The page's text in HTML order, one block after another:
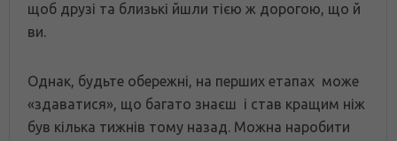
щоб друзі та близькі йшли тією ж дорогою, що й
ви.
Однак, будьте обережні, на перших етапах може
«здаватися», що багато знаєш і став кращим ніж
був кілька тижнів тому назад. Можна наробити